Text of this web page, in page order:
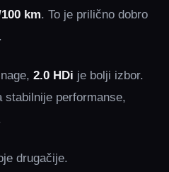
km. To je prilično dobro
2.0 HDi je bolji izbor.
performanse,
drugačije.